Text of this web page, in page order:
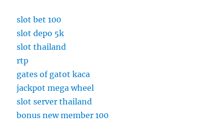
slot bet 100
slot depo 5k
slot thailand
rtp
gates of gatot kaca
jackpot mega wheel
slot server thailand
bonus new member 100